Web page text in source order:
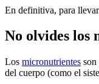
En definitiva, para
No olvides los
Los micronutrientes son
del cuerpo (como el